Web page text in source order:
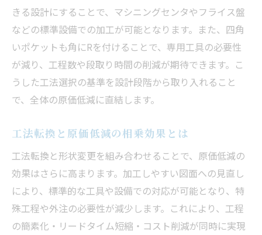
きる設計にすることで、マシニングセンタやフライス盤
などの標準設備での加工が可能となります。また、四角
いポケットも角にRを付けることで、専用工具の必要性
が減り、工程数や段取り時間の削減が期待できます。こ
うした工法選択の基準を設計段階から取り入れること
で、全体の原価低減に直結します。
工法転換と原価低減の相乗効果とは
工法転換と形状変更を組み合わせることで、原価低減の
効果はさらに高まります。加工しやすい図面への見直し
により、標準的な工具や設備での対応が可能となり、特
殊工程や外注の必要性が減少します。これにより、工程
の簡素化・リードタイム短縮・コスト削減が同時に実現